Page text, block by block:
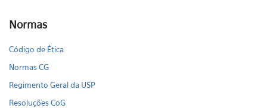
Normas
Código de Ética
Normas CG
Regimento Geral da USP
Resoluções CoG